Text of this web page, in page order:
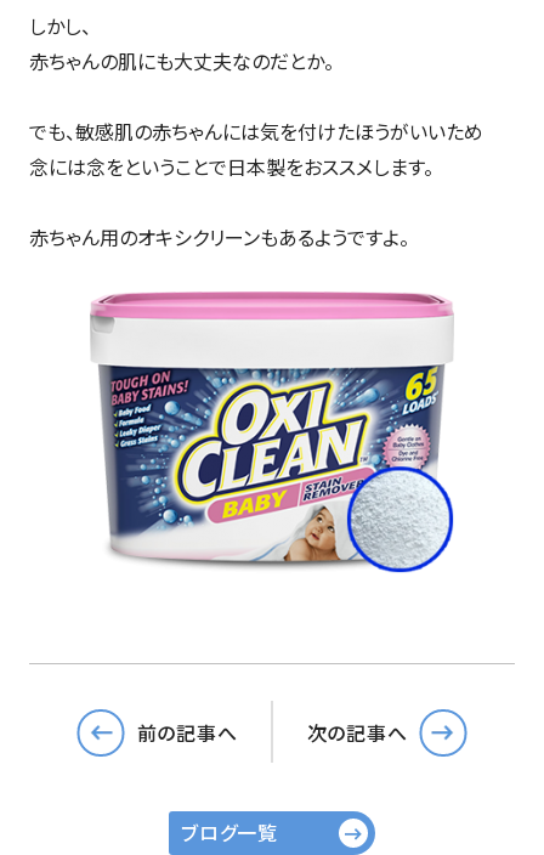
しかし、
赤ちゃんの肌にも大丈夫なのだとか。
でも、敏感肌の赤ちゃんには気を付けたほうがいいため
念には念をということで日本製をおススメします。
赤ちゃん用のオキシクリーンもあるようですよ。
前の記事へ 次の記事へ
ブログ一覧